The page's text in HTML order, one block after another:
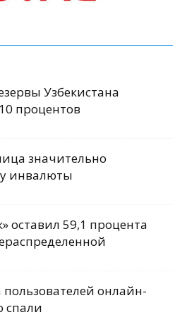
Узбекистана
процентов
значительно
инвалюты
оставил 59,1 процента
онлайн-
спали